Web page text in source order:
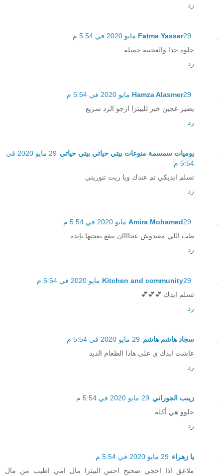
رد
Fatma Yasser29 مايو 2020 في 5:54 م
حلوة جدا والعجينة جميلة
رد
Hamza Alasmer29 مايو 2020 في 5:54 م
يصير عجين خبز للبيتزا ارجو الرد سريع
رد
يوميات سمسمة منوعات بيتي حياتي بيتي حياتي
29 مايو 2020 في
5:54 م
تسلم ايديكي تم عندك ويا ريت تنوريني
رد
Amira Mohamed29 مايو 2020 في 5:54 م
طب اللي معندوش عجاااان ينفع يعجنها بإيده
رد
Kitchen and community29 مايو 2020 في 5:54 م
تسلم ايدك 💕💕💕
رد
سجاد هاشم هاشم 29 مايو 2020 في 5:54 م
عاشت ايدك ي على هاذا الطعام الذيذ
رد
زينب الجوراني 29 مايو 2020 في 5:54 م
حلوو هي أكلة
رد
يا زهراء 29 مايو 2020 في 5:54 م
ملاعق اذا احجي صحيح احس البيتزا مال امي اطيب من مال